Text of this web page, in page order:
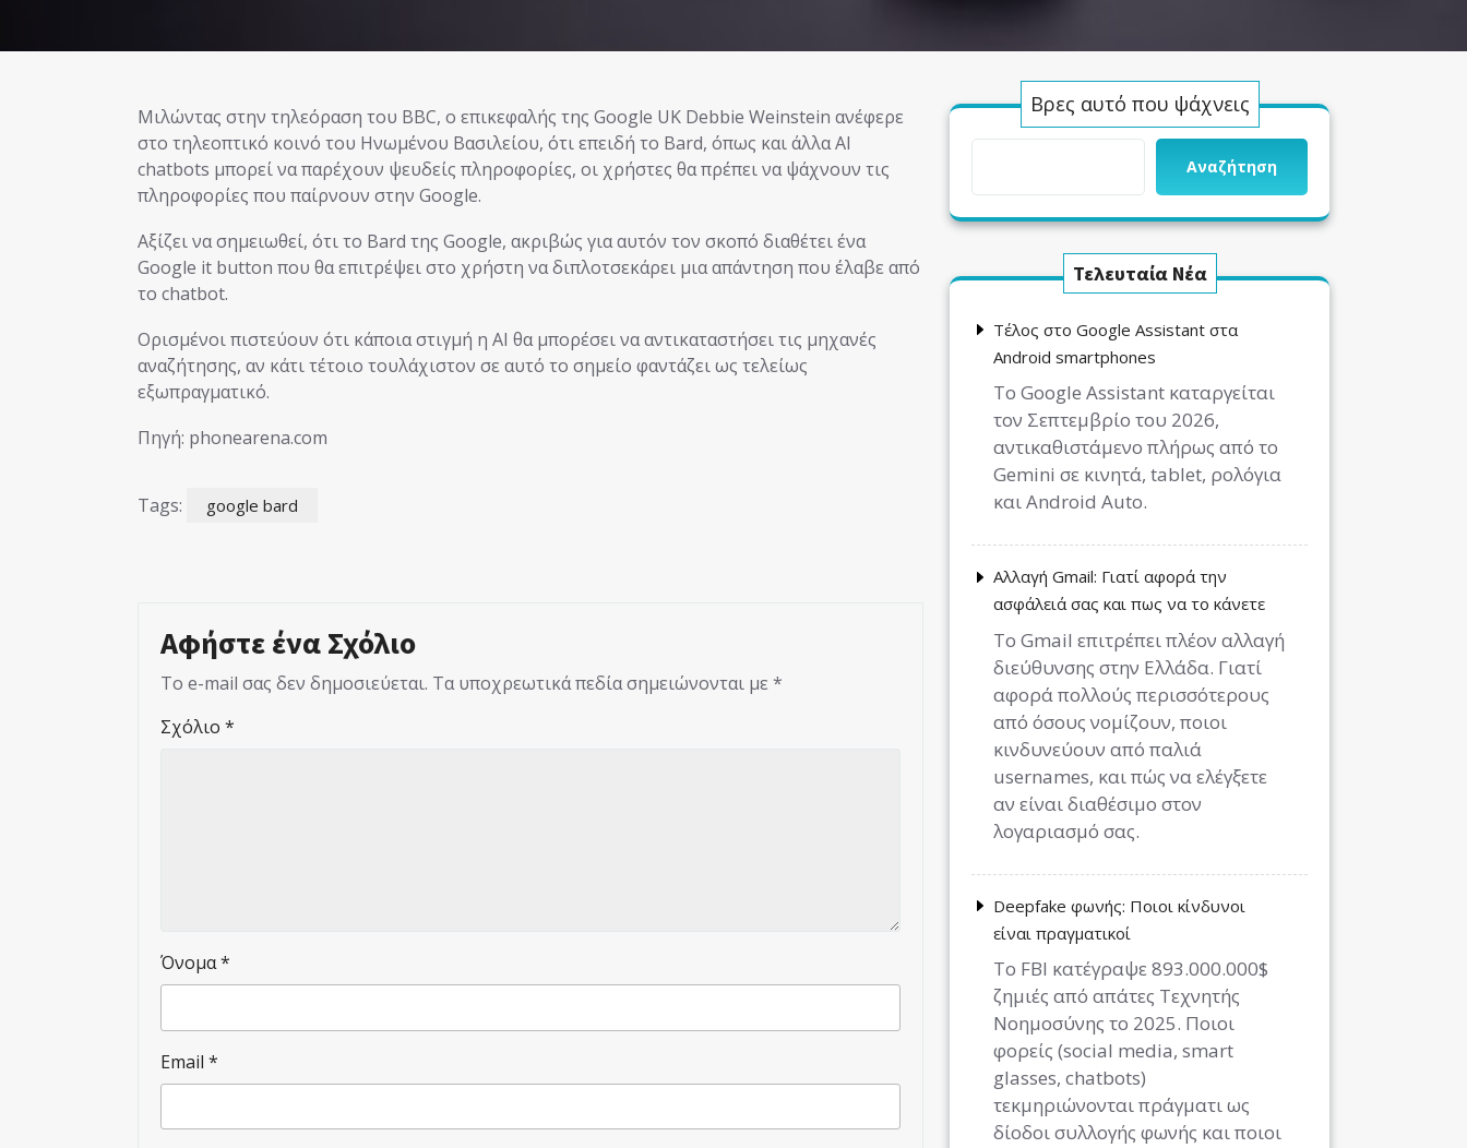
Μιλώντας στην τηλεόραση του BBC, ο επικεφαλής της Google UK Debbie Weinstein ανέφερε
στο τηλεοπτικό κοινό του Ηνωμένου Βασιλείου, ότι επειδή το Bard, όπως και άλλα AI
chatbots μπορεί να παρέχουν ψευδείς πληροφορίες, οι χρήστες θα πρέπει να ψάχνουν τις
πληροφορίες που παίρνουν στην Google.
Αξίζει να σημειωθεί, ότι το Bard της Google, ακριβώς για αυτόν τον σκοπό διαθέτει ένα
Google it button που θα επιτρέψει στο χρήστη να διπλοτσεκάρει μια απάντηση που έλαβε από
το chatbot.
Ορισμένοι πιστεύουν ότι κάποια στιγμή η AI θα μπορέσει να αντικαταστήσει τις μηχανές
αναζήτησης, αν κάτι τέτοιο τουλάχιστον σε αυτό το σημείο φαντάζει ως τελείως
εξωπραγματικό.
Πηγή: phonearena.com
Tags: google bard
Αφήστε ένα Σχόλιο
Το e-mail σας δεν δημοσιεύεται. Τα υποχρεωτικά πεδία σημειώνονται με *
Σχόλιο *
Όνομα*
Email *
Βρες αυτό που ψάχνεις
Αναζήτηση
Τελευταία Νέα
Τέλος στο Google Assistant στα
Android smartphones
Το Google Assistant καταργείται
τον Σεπτεμβρίο του 2026,
αντικαθιστάμενο πλήρως από το
Gemini σε κινητά, tablet, ρολόγια
και Android Auto.
Αλλαγή Gmail: Γιατί αφορά την
ασφάλειά σας και πως να το κάνετε
Το Gmail επιτρέπει πλέον αλλαγή
διεύθυνσης στην Ελλάδα. Γιατί
αφορά πολλούς περισσότερους
από όσους νομίζουν, ποιοι
κινδυνεύουν από παλιά
usernames, και πώς να ελέγξετε
αν είναι διαθέσιμο στον
λογαριασμό σας.
Deepfake φωνής: Ποιοι κίνδυνοι
είναι πραγματικοί
Το FBI κατέγραψε 893.000.000$
ζημιές από απάτες Τεχνητής
Νοημοσύνης το 2025. Ποιοι
φορείς (social media, smart
glasses, chatbots)
τεκμηριώνονται πράγματι ως
δίοδοι συλλογής φωνής και ποιοι